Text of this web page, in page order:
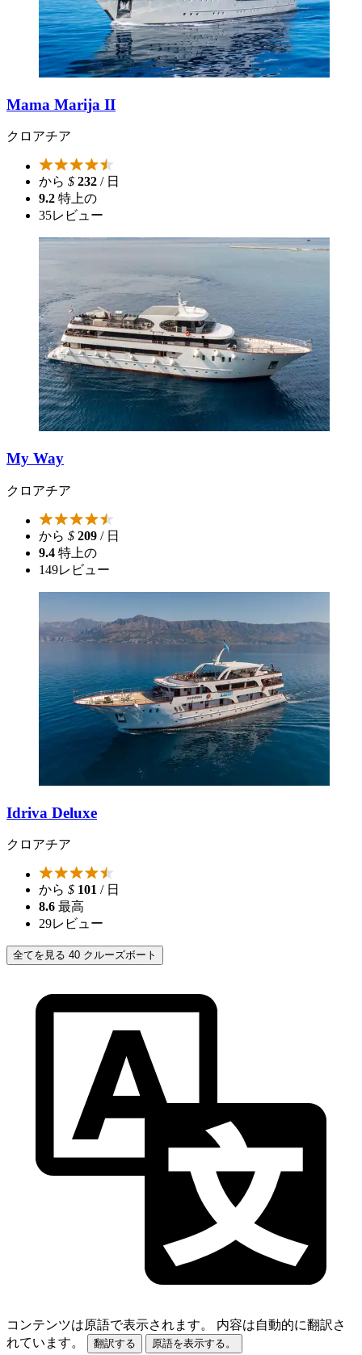
Mama Marija II
クロアチア
から $ 232 / 日
9.2 特上の
35レビュー
My Way
クロアチア
から $ 209 / 日
9.4 特上の
149レビュー
Idriva Deluxe
クロアチア
から $ 101 / 日
8.6 最高
29レビュー
全てを見る 40 クルーズボート
コンテンツは原語で表示されます。
内容は自動的に翻訳さ
れています。
翻訳する 原語を表示する。